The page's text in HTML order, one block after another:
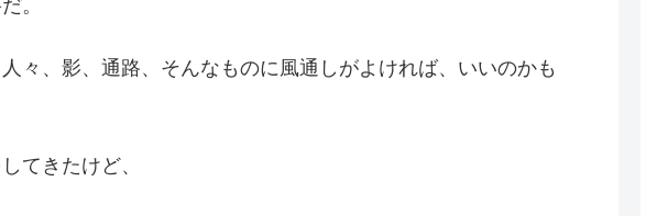
。
々、影、通路、そんなものに風通しがよければ、いいのかも
てきたけど、